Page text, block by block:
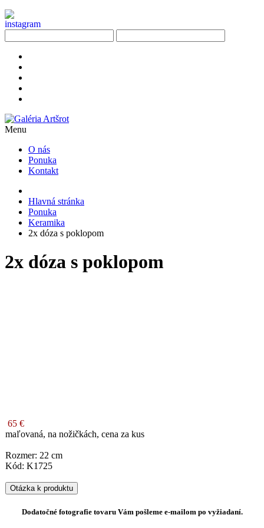
Menu
O nás
Ponuka
Kontakt
Hlavná stránka
Ponuka
Keramika
2x dóza s poklopom
2x dóza s poklopom
65 €
maľovaná, na nožičkách, cena za kus
Rozmer: 22 cm
Kód: K1725
Otázka k produktu
Dodatočné fotografie tovaru Vám pošleme e-mailom po vyžiadaní.